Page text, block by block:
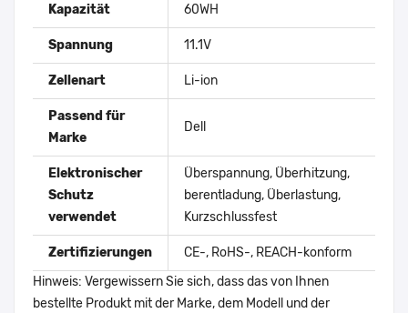
Kapazität 60WH
Spannung 11.1V
Zellenart Li-ion
Passend für
Marke
Dell
Elektronischer
Schutz
verwendet
Überspannung, Überhitzung,
berentladung, Überlastung,
Kurzschlussfest
Zertifizierungen
CE-, RoHS-, REACH-konform
Hinweis: Vergewissern Sie sich, dass das von Ihnen
bestellte Produkt mit der Marke, dem Modell und der